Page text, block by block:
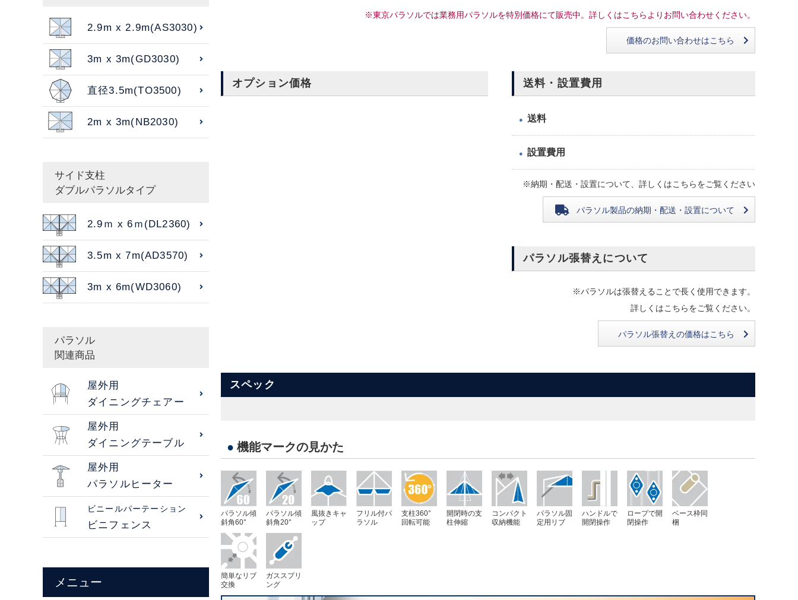
※東京パラソルでは業務用パラソルを特別価格にて販売中。詳しくはこちらよりお問い合わせください。
価格のお問い合わせはこちら
オプション価格 送料・設置費用
● 送料
● 設置費用
※納期・配送・設置について、詳しくはこちらをご覧ください
パラソル製品の納期・配送・設置について
パラソル張替えについて
※パラソルは張替えることで長く使用できます。
詳しくはこちらをご覧ください。
パラソル張替えの価格はこちら
スペック
● 機能マークの見かた
パラソル傾
斜角60°
パラソル傾
斜角20°
風抜きキャ
ップ
フリル付パ
ラソル
支柱360°
回転可能
開閉時の支
柱伸縮
コンパクト
収納機能
パラソル固
定用リブ
ハンドルで
開閉操作
ロープで開
閉操作
ベース枠同
梱
簡単なリブ
交換
ガススプリ
ング
2.9m x 2.9m(AS3030)
3m x 3m(GD3030)
直径3.5m(TO3500)
2m x 3m(NB2030)
サイド支柱
ダブルパラソルタイプ
2.9ｍ x 6ｍ(DL2360)
3.5m x 7m(AD3570)
3m x 6m(WD3060)
パラソル
関連商品
屋外用
ダイニングチェアー
屋外用
ダイニングテーブル
屋外用
パラソルヒーター
ビニールパーテーション
ビニフェンス
メニュー